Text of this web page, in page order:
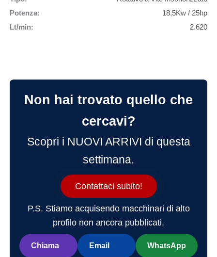
Potenza:
18,5Kw / 25hp
Lt/min:
2.620
Non hai trovato quello che
cercavi?
Scopri i NUOVI ARRIVI di questa
settimana.
Contattaci subito!
P.S. Stiamo acquisendo macchinari di alto
profilo non ancora pubblicati.
Chiama Email WhatsApp